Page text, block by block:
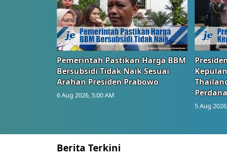
Pemerintah Pastikan Harga BBM
Bersubsidi Tidak Naik Sesuai
Arahan Presiden Prabowo
6 Aug 2026, 5:00 AM
5 Aug
Berita Terkini